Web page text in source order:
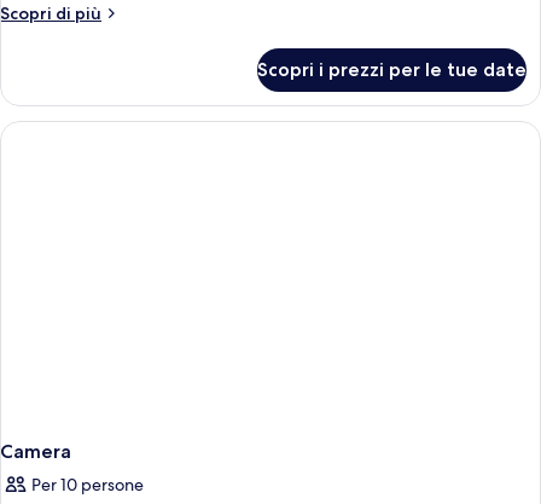
Scopri di più
Altri
Scopri i prezzi per le tue date
Camera
Per 10 persone